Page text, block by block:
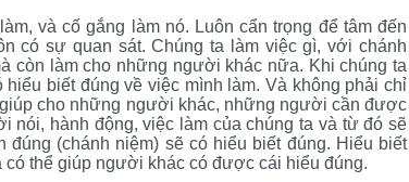
và cố gắng làm nó. Luôn cẩn trọng để tâm đến
có sự quan sát. Chúng ta làm việc gì, với chánh
còn làm cho những người khác nữa. Khi chúng ta
biết đúng về việc mình làm. Và không phải chỉ
giúp cho những người khác, những người cần được
nói, hành động, việc làm của chúng ta và từ đó sẽ
(chánh niệm) sẽ có hiểu biết đúng. Hiểu biết
thể giúp người khác có được cái hiểu đúng.